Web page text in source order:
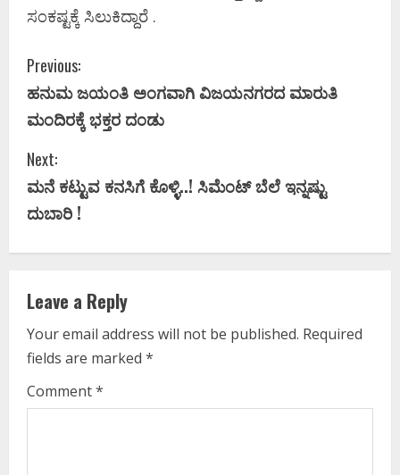
ಸಂಕಷ್ಟಕ್ಕೆ ಸಿಲುಕಿದ್ದಾರೆ .
C
o
n
t
i
n
u
e
R
e
Previous:
ಹನುಮ ಜಯಂತಿ ಅಂಗವಾಗಿ ವಿಜಯನಗರದ ಮಾರುತಿ
ಮಂದಿರಕ್ಕೆ ಭಕ್ತರ ದಂಡು
Next:
ಮನೆ ಕಟ್ಟುವ ಕನಸಿಗೆ ಕೊಳ್ಳಿ..! ಸಿಮೆಂಟ್‌ ಬೆಲೆ ಇನ್ನಷ್ಟು
ದುಬಾರಿ !
Leave a Reply
Your email address will not be published. Required
fields are marked *
Comment*